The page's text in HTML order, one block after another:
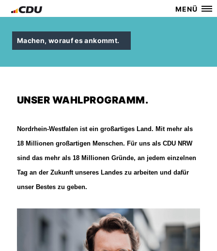
MENÜ
Machen, worauf es ankommt.
UNSER WAHLPROGRAMM.
Nordrhein-Westfalen ist ein großartiges Land. Mit mehr als
18 Millionen großartigen Menschen. Für uns als CDU NRW
sind das mehr als 18 Millionen Gründe, an jedem einzelnen
Tag an der Zukunft unseres Landes zu arbeiten und dafür
unser Bestes zu geben.